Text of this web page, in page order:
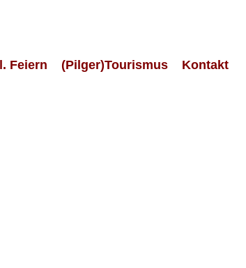
Feiern (Pilger)Tourismus Kontakt